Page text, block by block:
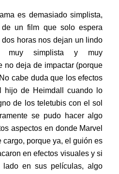
es demasiado simplista,
un film que solo espera
horas nos dejan un lindo
muy simplista y muy
no deja de impactar (porque
cabe duda que los efectos
hijo de Heimdall cuando lo
de los teletubis con el sol
se pudo hacer algo
aspectos en donde Marvel
cargo, porque ya, el guión es
en efectos visuales y si
lado en sus películas, algo